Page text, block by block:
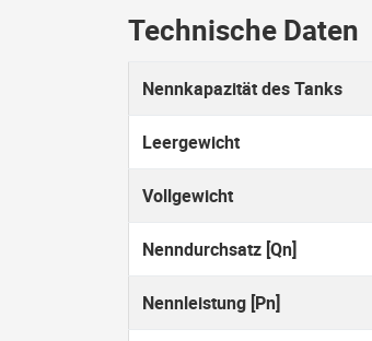
Technische Daten
Nennkapazität des Tanks
Leergewicht
Vollgewicht
Nenndurchsatz [Qn]
Nennleistung [Pn]